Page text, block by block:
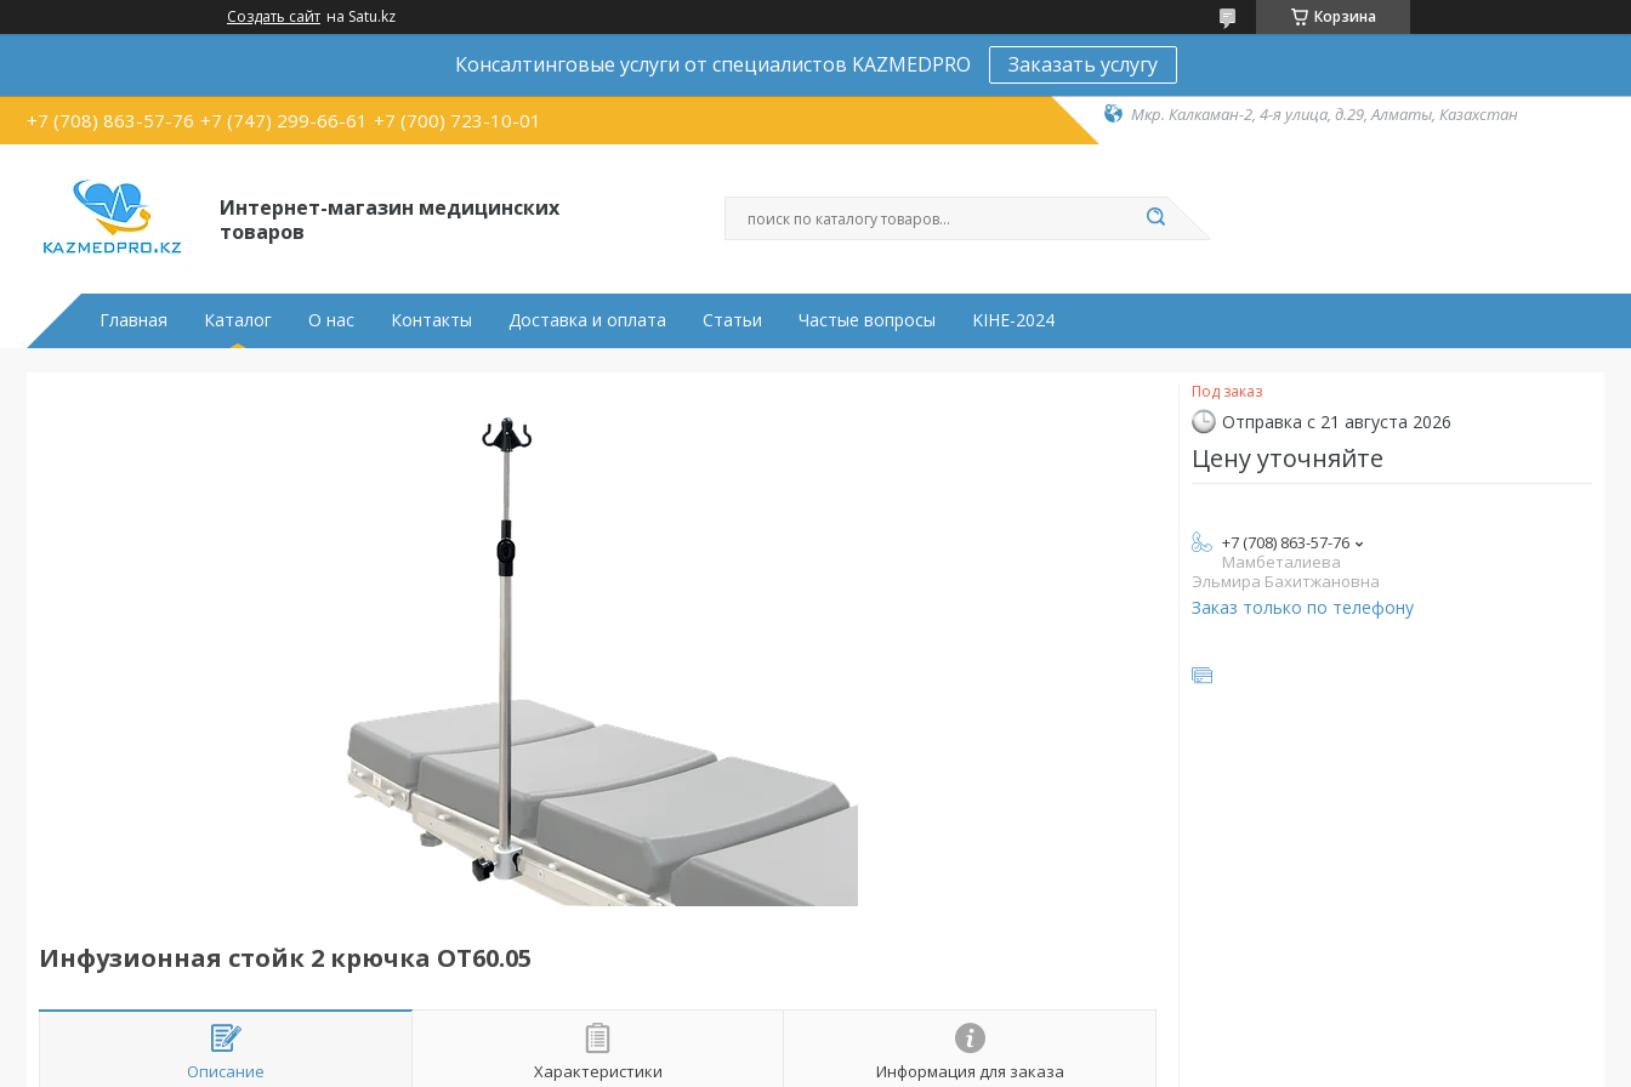
Создать сайт на Satu.kz Корзина
Консалтинговые услуги от специалистов KAZMEDPRO Заказать услугу
+7 (708) 863-57-76 +7 (747) 299-66-61 +7 (700) 723-10-01 Мкр. Калкаман-2, 4-я улица, д.29, Алматы, Казахстан
Интернет-магазин медицинских
товаров
Главная Каталог О нас Контакты Доставка и оплата Статьи Частые вопросы KIHE-2024
Инфузионная стойк 2 крючка OT60.05
Описание Характеристики Информация для заказа
Под заказ
Отправка с 21 августа 2026
Цену уточняйте
+7 (708) 863-57-76
Мамбеталиева
Эльмира Бахитжановна
Заказ только по телефону